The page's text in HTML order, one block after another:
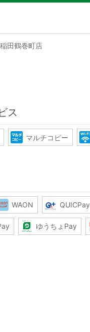
田鶴巻町店
ス
マルチコピー
WAON QUICPay
ゆうちょPay